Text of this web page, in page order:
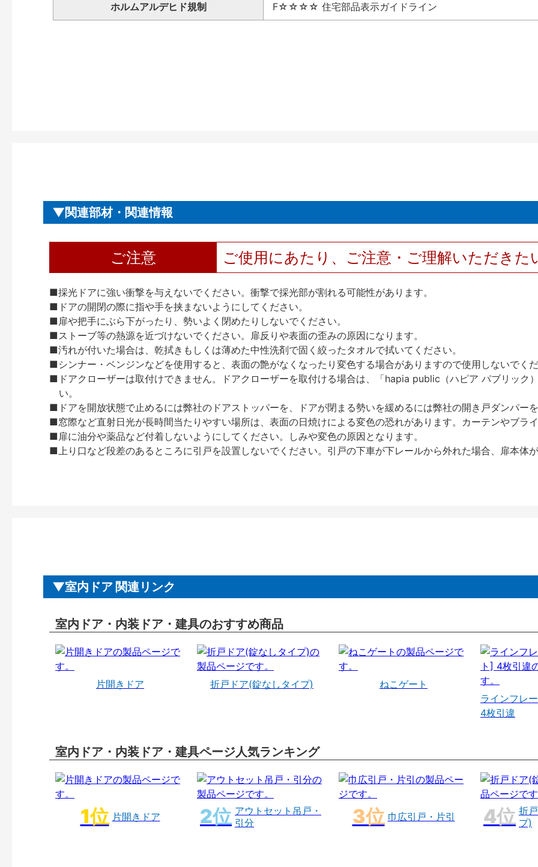
ホルムアルデヒド規制 F☆☆☆☆ 住宅部品表示ガイドライン
関連部材・関連情報
ご注意 ご使用にあたり、ご注意・ご理解いただきた
■採光ドアに強い衝撃を与えないでください。衝撃で採光部が割れる可能性があります。
■ドアの開閉の際に指や手を挟まないようにしてください。
■扉や把手にぶら下がったり、勢いよく閉めたりしないでください。
■ストーブ等の熱源を近づけないでください。扉反りや表面の歪みの原因になります。
■汚れが付いた場合は、乾拭きもしくは薄めた中性洗剤で固く絞ったタオルで拭いてください。
■シンナー・ベンジンなどを使用すると、表面の艶がなくなったり変色する場合がありますので使用しないでく
■ドアクローザーは取付けできません。ドアクローザーを取付ける場合は、「hapia public（ハピア パブリック
い。
■ドアを開放状態で止めるには弊社のドアストッパーを、ドアが閉まる勢いを緩めるには弊社の開き戸ダンパー
■窓際など直射日光が長時間当たりやすい場所は、表面の日焼けによる変色の恐れがあります。カーテンやブラ
■扉に油分や薬品など付着しないようにしてください。しみや変色の原因となります。
■上り口など段差のあるところに引戸を設置しないでください。引戸の下車が下レールから外れた場合、扉本体
室内ドア 関連リンク
室内ドア・内装ドア・建具のおすすめ商品
片開きドア 折戸ドア(錠なしタイプ)
ねこゲート
ラインフレ
4枚引違
室内ドア・内装ドア・建具ページ人気ランキング
片開きドア
アウトセット吊戸・
引分
巾広引戸・片引
折
プ)